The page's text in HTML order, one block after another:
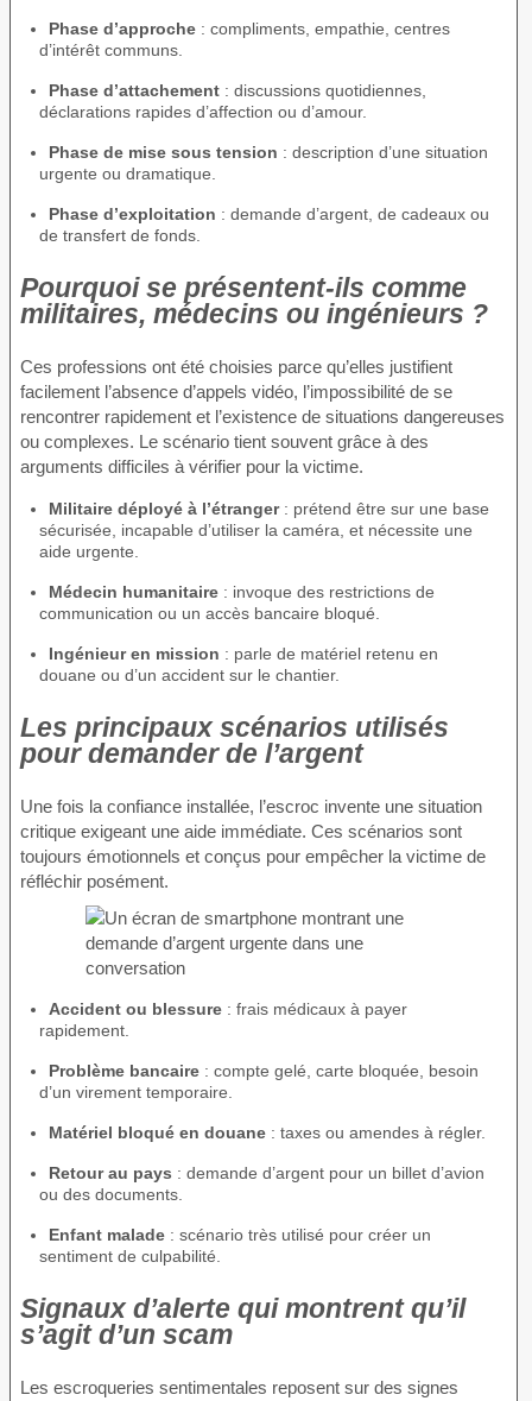
Phase d’approche : compliments, empathie, centres
d’intérêt communs.
Phase d’attachement : discussions quotidiennes,
déclarations rapides d’affection ou d’amour.
Phase de mise sous tension : description d’une situation
urgente ou dramatique.
Phase d’exploitation : demande d’argent, de cadeaux ou
de transfert de fonds.
Pourquoi se présentent-ils comme
militaires, médecins ou ingénieurs ?
Ces professions ont été choisies parce qu’elles justifient
facilement l’absence d’appels vidéo, l’impossibilité de se
rencontrer rapidement et l’existence de situations dangereuses
ou complexes. Le scénario tient souvent grâce à des
arguments difficiles à vérifier pour la victime.
Militaire déployé à l’étranger: prétend être sur une base
sécurisée, incapable d’utiliser la caméra, et nécessite une
aide urgente.
Médecin humanitaire : invoque des restrictions de
communication ou un accès bancaire bloqué.
Ingénieur en mission : parle de matériel retenu en
douane ou d’un accident sur le chantier.
Les principaux scénarios utilisés
pour demander de l’argent
Une fois la confiance installée, l’escroc invente une situation
critique exigeant une aide immédiate. Ces scénarios sont
toujours émotionnels et conçus pour empêcher la victime de
réfléchir posément.
Accident ou blessure : frais médicaux à payer
rapidement.
Problème bancaire : compte gelé, carte bloquée, besoin
d’un virement temporaire.
Matériel bloqué en douane : taxes ou amendes à régler.
Retour au pays : demande d’argent pour un billet d’avion
ou des documents.
Enfant malade : scénario très utilisé pour créer un
sentiment de culpabilité.
Signaux d’alerte qui montrent qu’il
s’agit d’un scam
Les escroqueries sentimentales reposent sur des signes